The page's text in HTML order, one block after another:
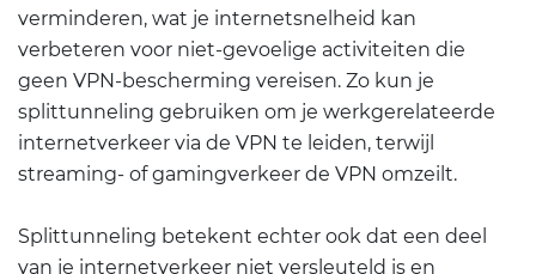
verminderen, wat je internetsnelheid kan
verbeteren voor niet-gevoelige activiteiten die
geen VPN-bescherming vereisen. Zo kun je
splittunneling gebruiken om je werkgerelateerde
internetverkeer via de VPN te leiden, terwijl
streaming- of gamingverkeer de VPN omzeilt.
Splittunneling betekent echter ook dat een deel
van je internetverkeer niet versleuteld is en